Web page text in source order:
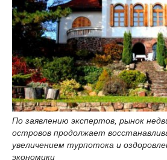
По заявлению экспертов, рынок
островов продолжает
увеличением турпотока и
экономики